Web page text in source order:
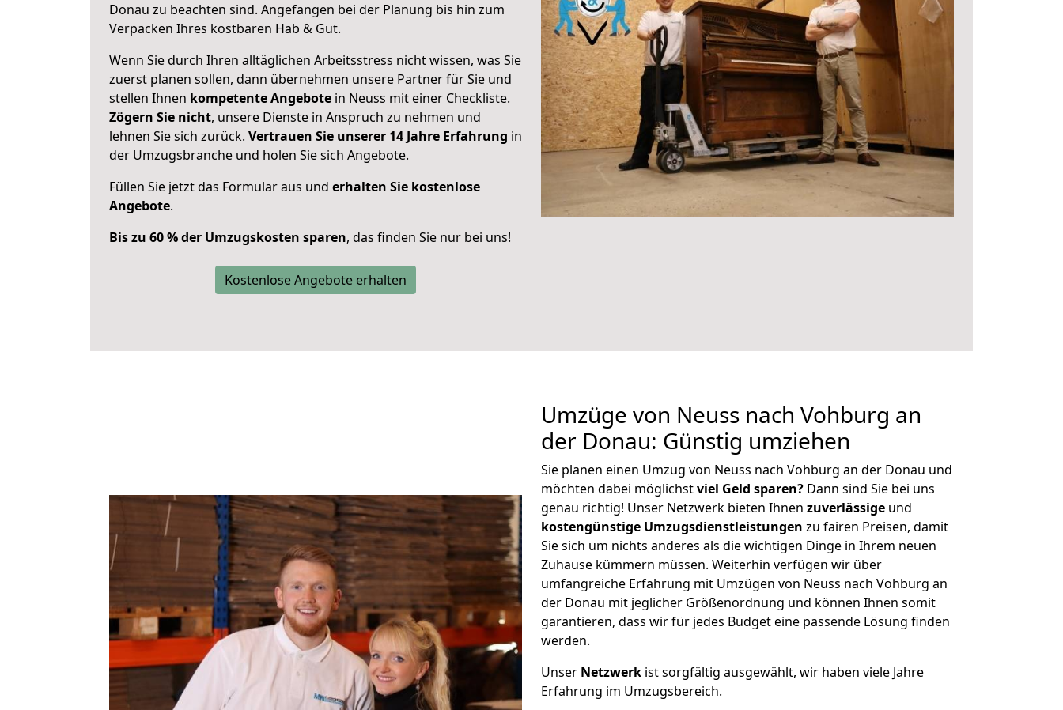
Donau zu beachten sind. Angefangen bei der Planung bis hin zum
Verpacken Ihres kostbaren Hab & Gut.
Wenn Sie durch Ihren alltäglichen Arbeitsstress nicht wissen, was Sie
zuerst planen sollen, dann übernehmen unsere Partner für Sie und
stellen Ihnen kompetente Angebote in Neuss mit einer Checkliste.
Zögern Sie nicht, unsere Dienste in Anspruch zu nehmen und
lehnen Sie sich zurück. Vertrauen Sie unserer 14 Jahre Erfahrung in
der Umzugsbranche und holen Sie sich Angebote.
Füllen Sie jetzt das Formular aus und erhalten Sie kostenlose
Angebote.
Bis zu 60 % der Umzugskosten sparen, das finden Sie nur bei uns!
Kostenlose Angebote erhalten
Umzüge von Neuss nach Vohburg an
der Donau: Günstig umziehen
Sie planen einen Umzug von Neuss nach Vohburg an der Donau und
möchten dabei möglichstviel Geld sparen? Dann sind Sie bei uns
genau richtig! Unser Netzwerk bieten Ihnen zuverlässige und
kostengünstige Umzugsdienstleistungen zu fairen Preisen, damit
Sie sich um nichts anderes als die wichtigen Dinge in Ihrem neuen
Zuhause kümmern müssen. Weiterhin verfügen wir über
umfangreiche Erfahrung mit Umzügen von Neuss nach Vohburg an
der Donau mit jeglicher Größenordnung und können Ihnen somit
garantieren, dass wir für jedes Budget eine passende Lösung finden
werden.
Unser Netzwerk ist sorgfältig ausgewählt, wir haben viele Jahre
Erfahrung im Umzugsbereich.